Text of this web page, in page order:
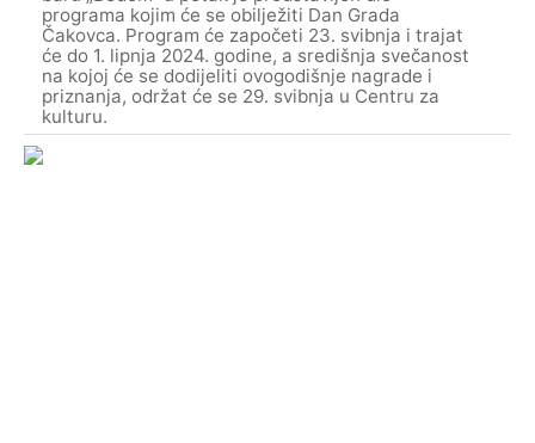
programa kojim će se obilježiti Dan Grada
Čakovca. Program će započeti 23. svibnja i trajat
će do 1. lipnja 2024. godine, a središnja svečanost
na kojoj će se dodijeliti ovogodišnje nagrade i
priznanja, održat će se 29. svibnja u Centru za
kulturu.